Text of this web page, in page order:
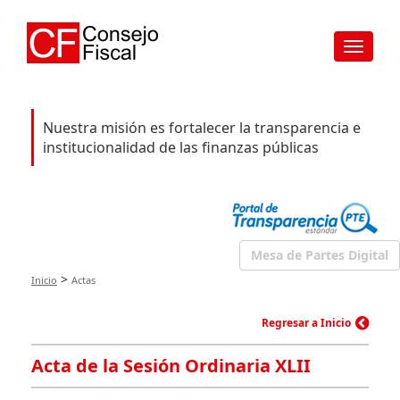
Toggle
Nuestra misión es fortalecer la transparencia e
institucionalidad de las finanzas públicas
Mesa de Partes Digital
Inicio > Actas
Regresar a Inicio
Acta de la Sesión Ordinaria XLII